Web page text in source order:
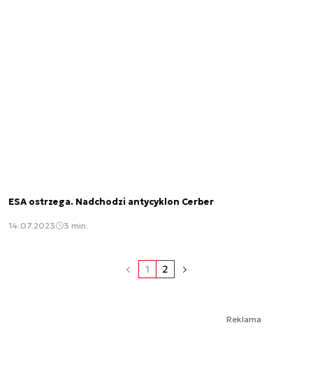
ESA ostrzega. Nadchodzi antycyklon Cerber
14.07.2023 3 min.
1 2
Reklama